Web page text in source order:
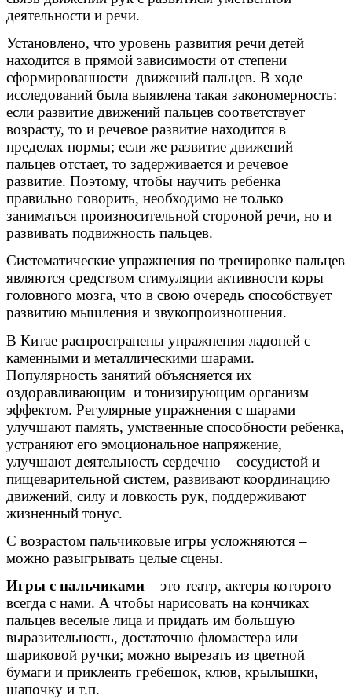
деятельности и речи.
Установлено, что уровень развития речи детей
находится в прямой зависимости от степени
сформированности движений пальцев. В ходе
исследований была выявлена такая закономерность:
если развитие движений пальцев соответствует
возрасту, то и речевое развитие находится в
пределах нормы; если же развитие движений
пальцев отстает, то задерживается и речевое
развитие. Поэтому, чтобы научить ребенка
правильно говорить, необходимо не только
заниматься произносительной стороной речи, но и
развивать подвижность пальцев.
Систематические упражнения по тренировке пальцев
являются средством стимуляции активности коры
головного мозга, что в свою очередь способствует
развитию мышления и звукопроизношения.
В Китае распространены упражнения ладоней с
каменными и металлическими шарами.
Популярность занятий объясняется их
оздоравливающим и тонизирующим организм
эффектом. Регулярные упражнения с шарами
улучшают память, умственные способности ребенка,
устраняют его эмоциональное напряжение,
улучшают деятельность сердечно – сосудистой и
пищеварительной систем, развивают координацию
движений, силу и ловкость рук, поддерживают
жизненный тонус.
С возрастом пальчиковые игры усложняются –
можно разыгрывать целые сцены.
Игры с пальчиками– это театр, актеры которого
всегда с нами. А чтобы нарисовать на кончиках
пальцев веселые лица и придать им большую
выразительность, достаточно фломастера или
шариковой ручки; можно вырезать из цветной
бумаги и приклеить гребешок, клюв, крылышки,
шапочку и т.п.